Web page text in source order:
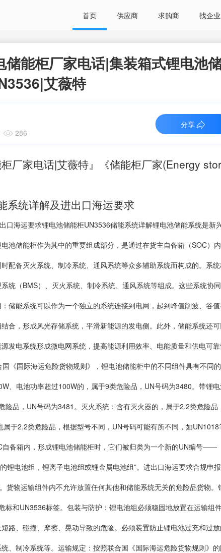
首页 供应商 求购商 找企业
储能柜厂家电话|集装箱式锂电池
艾薇特
286
分享
柜厂家电话|艾薇特』《储能柜厂家(Energy
系统详解及进出口海运要求
口海运要求锂电池储能柜UN3536储能系统详解锂电池储能系统是新
池储能柜作为其中的重要组成部分，是通过在货主自备箱（SOC）
配备灭火系统、制冷系统、通风系统等众多辅助系统而构成的。系
统（BMS）、灭火系统、制冷系统、通风系统等组成。这些系统协同
储能系统可以作为一个独立的系统连接到电网，起到峰值削波、谷
合，形成风光存储系统，平滑新能源的发电侧。此外，储能系统还
发电系统形成微电网系统，提高能源利用效率、电能质量和供电可
《国际海运危险货物规则》，锂电池储能柜中的不同组件具有不同
、电池功率超过100W的，属于9类危险品，UN号码为3480。带锂
险品，UN号码为3481。灭火系统：含有灭火器的，属于2.2类危险品
于2.2类危险品，根据型号不同，UN号码可能有所不同，如UN1018
自备箱内，形成锂电池储能柜时，它们被归类为一个新的UN编号——
锂电池组，锂离子电池组或锂金属电池组”。进出口海运要求合规申
货物运输组件内不允许放置任何其他和储能系统无关的危险品货物。
标和UN3536标签。包装与防护：锂电池组必须稳固地放置在运输组
路、碰撞、摩擦、晃动导致的危险。必须装置防止锂电池过充和过
、制冷系统等。运输规定：按照联合国《国际海运危险货物规则》